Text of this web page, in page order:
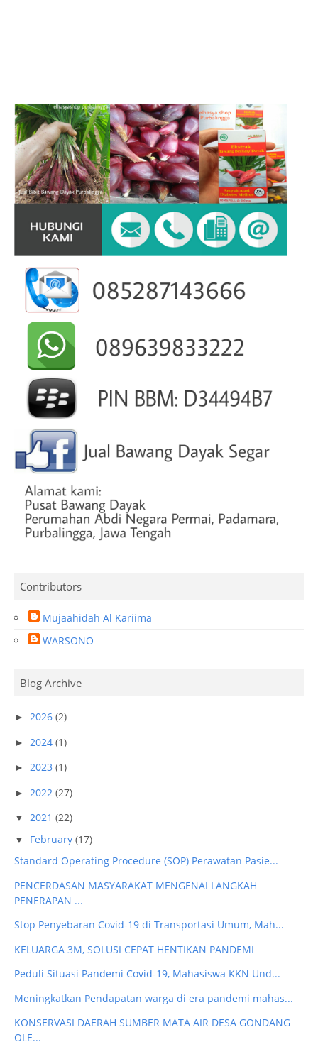
Contributors
Mujaahidah Al Kariima
WARSONO
Blog Archive
► 2026 (2)
► 2024 (1)
► 2023 (1)
► 2022 (27)
▼ 2021 (22)
▼ February (17)
Standard Operating Procedure (SOP) Perawatan Pasie...
PENCERDASAN MASYARAKAT MENGENAI LANGKAH
PENERAPAN ...
Stop Penyebaran Covid-19 di Transportasi Umum, Mah...
KELUARGA 3M, SOLUSI CEPAT HENTIKAN PANDEMI
Peduli Situasi Pandemi Covid-19, Mahasiswa KKN Und...
Meningkatkan Pendapatan warga di era pandemi mahas...
KONSERVASI DAERAH SUMBER MATA AIR DESA GONDANG
OLE...